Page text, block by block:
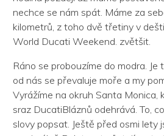
nechce se nám spát. Máme za
kilometrů, z toho dvě třetiny v
World Ducati Weekend. zvětšit.
Ráno se probouzíme do modra. Je
od nás se převaluje moře a my
Vyrážíme na okruh Santa Monica,
sraz DucatiBláznů odehrává. To,
slovy popsat. Ještě před osmi lety